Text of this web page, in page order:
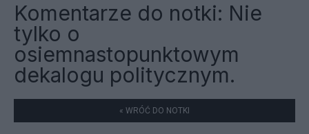
Komentarze do notki: Nie
tylko o
osiemnastopunktowym
dekalogu politycznym.
« WRÓĆ DO NOTKI